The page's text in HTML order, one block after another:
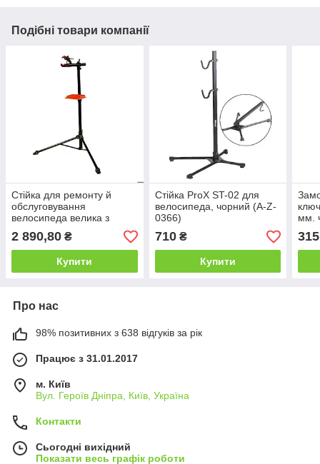
Подібні товари компанії
Стійка для ремонту й
обслуговування
велосипеда велика з
полицею для інструментів
KAIWEI KW-7078-16
2 890,80 ₴
Купити
Стійка ProX ST-02 для
велосипеда, чорний (A-Z-
0366)
710₴
Купити
мм.
315
Про нас
98% позитивних з 638 відгуків за рік
Працює з 31.01.2017
м. Київ
Вул. Героїв Дніпра, Київ, Україна
Контакти
Сьогодні вихідний
Показати весь графік роботи